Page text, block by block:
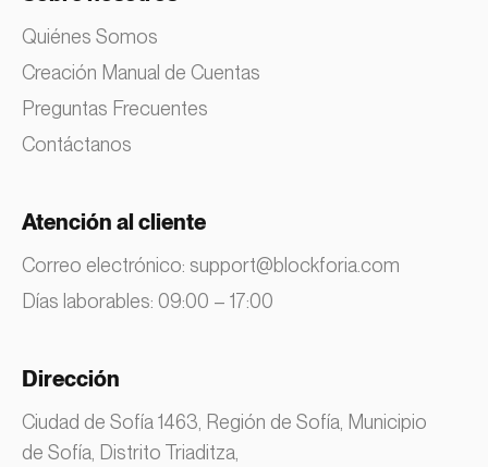
Quiénes Somos
Creación Manual de Cuentas
Preguntas Frecuentes
Contáctanos
Atención al cliente
Correo electrónico: support@blockforia.com
Días laborables: 09:00 – 17:00
Dirección
Ciudad de Sofía 1463, Región de Sofía, Municipio
de Sofía, Distrito Triaditza,